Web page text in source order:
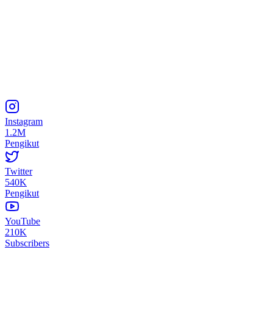
Instagram
1.2M
Pengikut
Twitter
540K
Pengikut
YouTube
210K
Subscribers